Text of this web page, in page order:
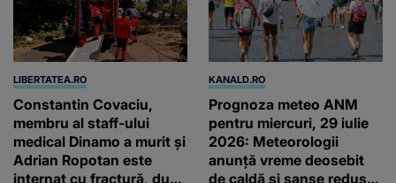
LIBERTATEA.RO
Constantin Covaciu,
membru al staff-ului
medical Dinamo a murit și
Adrian Ropotan este
internat cu fractură, după
KANALD.RO
Prognoza meteo ANM
pentru miercuri, 29 iulie
2026: Meteorologii
anunță vreme deosebit
de caldă și șanse reduse